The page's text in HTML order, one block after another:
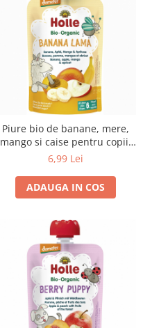
Piure bio de banane, mere,
mango si caise pentru copii,
+6luni
6,99 Lei
ADAUGA IN COS